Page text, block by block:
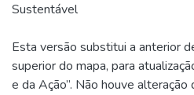
Sustentável
Esta versão substitui a anterior
superior do mapa, para
e da Ação”. Não houve alteração